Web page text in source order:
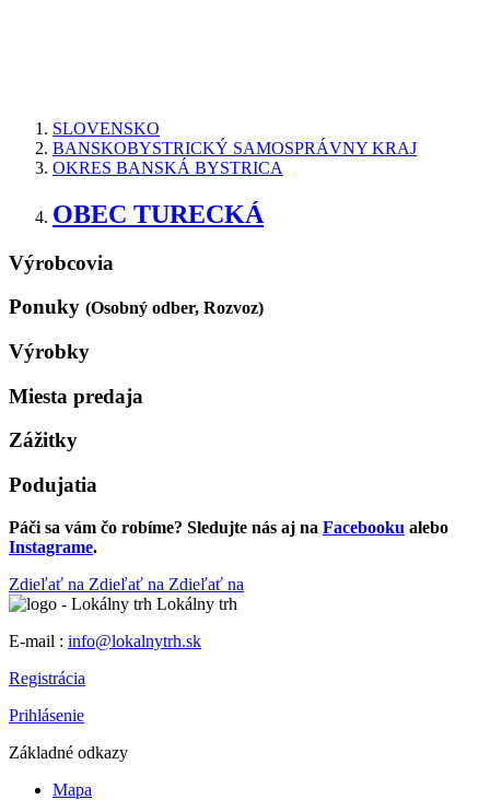
SLOVENSKO
BANSKOBYSTRICKÝ SAMOSPRÁVNY KRAJ
OKRES BANSKÁ BYSTRICA
OBEC TURECKÁ
Výrobcovia
Ponuky (Osobný odber, Rozvoz)
Výrobky
Miesta predaja
Zážitky
Podujatia
Páči sa vám čo robíme? Sledujte nás aj na Facebooku alebo
Instagrame.
Zdieľať na Zdieľať na Zdieľať na
Lokálny trh
E-mail : info@lokalnytrh.sk
Registrácia
Prihlásenie
Základné odkazy
Mapa